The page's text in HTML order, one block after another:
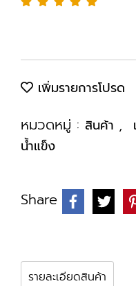
เพิ่มรายการโปรด
หมวดหมู่ : สินค้า ,
น้ำแข็ง
Share
รายละเอียดสินค้า